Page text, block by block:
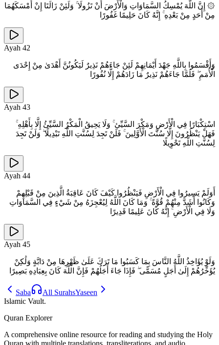
۞ إِنَّ اللَّهَ يُمْسِكُ السَّمَاوَاتِ وَالْأَرْضَ أَنْ تَزُولَا ۚ وَلَئِنْ زَالَتَا إِنْ أَمْسَكَهُمَا
مِنْ أَحَدٍ مِنْ بَعْدِهِ ۚ إِنَّهُ كَانَ حَلِيمًا غَفُورًا
Ayah 42
وَأَقْسَمُوا بِاللَّهِ جَهْدَ أَيْمَانِهِمْ لَئِنْ جَاءَهُمْ نَذِيرٌ لَيَكُونُنَّ أَهْدَىٰ مِنْ إِحْدَى
الْأُمَمِ ۖ فَلَمَّا جَاءَهُمْ نَذِيرٌ مَا زَادَهُمْ إِلَّا نُفُورًا
Ayah 43
اسْتِكْبَارًا فِي الْأَرْضِ وَمَكْرَ السَّيِّئِ ۚ وَلَا يَحِيقُ الْمَكْرُ السَّيِّئُ إِلَّا بِأَهْلِهِ ۚ
فَهَلْ يَنْظُرُونَ إِلَّا سُنَّتَ الْأَوَّلِينَ ۚ فَلَنْ تَجِدَ لِسُنَّتِ اللَّهِ تَبْدِيلًا ۖ وَلَنْ تَجِدَ
لِسُنَّتِ اللَّهِ تَحْوِيلًا
Ayah 44
أَوَلَمْ يَسِيرُوا فِي الْأَرْضِ فَيَنْظُرُوا كَيْفَ كَانَ عَاقِبَةُ الَّذِينَ مِنْ قَبْلِهِمْ
وَكَانُوا أَشَدَّ مِنْهُمْ قُوَّةً ۚ وَمَا كَانَ اللَّهُ لِيُعْجِزَهُ مِنْ شَيْءٍ فِي السَّمَاوَاتِ
وَلَا فِي الْأَرْضِ ۚ إِنَّهُ كَانَ عَلِيمًا قَدِيرًا
Ayah 45
وَلَوْ يُؤَاخِذُ اللَّهُ النَّاسَ بِمَا كَسَبُوا مَا تَرَكَ عَلَىٰ ظَهْرِهَا مِنْ دَابَّةٍ وَلَٰكِنْ
يُؤَخِّرُهُمْ إِلَىٰ أَجَلٍ مُسَمًّى ۖ فَإِذَا جَاءَ أَجَلُهُمْ فَإِنَّ اللَّهَ كَانَ بِعِبَادِهِ بَصِيرًا
Saba All SurahsYaseen
Islamic Vault.
Quran Explorer
A comprehensive online resource for reading and studying the Holy
Quran with multiple translations, transliterations, and audio